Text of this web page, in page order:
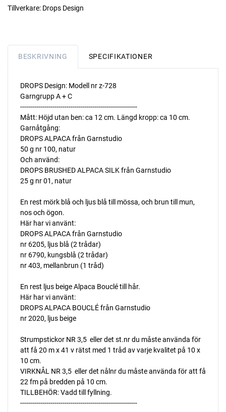
Tillverkare: Drops Design
BESKRIVNING SPECIFIKATIONER
DROPS Design: Modell nr z-728
Garngrupp A + C
----------------------------------------------------------
Mått: Höjd utan ben: ca 12 cm. Längd kropp: ca 10 cm.
Garnåtgång:
DROPS ALPACA från Garnstudio
50 g nr 100, natur
Och använd:
DROPS BRUSHED ALPACA SILK från Garnstudio
25 g nr 01, natur
En rest mörk blå och ljus blå till mössa, och brun till mun,
nos och ögon.
Här har vi använt:
DROPS ALPACA från Garnstudio
nr 6205, ljus blå (2 trådar)
nr 6790, kungsblå (2 trådar)
nr 403, mellanbrun (1 tråd)
En rest ljus beige Alpaca Bouclé till hår.
Här har vi använt:
DROPS ALPACA BOUCLÉ från Garnstudio
nr 2020, ljus beige
Strumpstickor NR 3,5  eller det st.nr du måste använda för
att få 20 m x 41 v rätst med 1 tråd av varje kvalitet på 10 x
10 cm.
VIRKNÅL NR 3,5  eller det nålnr du måste använda för att få
22 fm på bredden på 10 cm.
TILLBEHÖR: Vadd till fyllning.
----------------------------------------------------------